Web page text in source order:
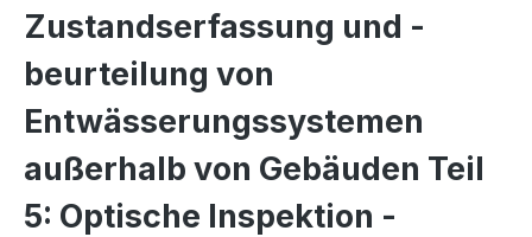
Zustandserfassung und -
beurteilung von
Entwässerungssystemen
außerhalb von Gebäuden Teil
5: Optische Inspektion -